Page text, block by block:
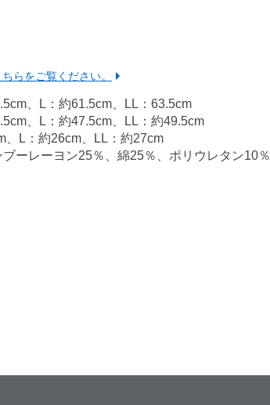
らをご覧ください。
、L：約61.5cm、LL：63.5cm
、L：約47.5cm、LL：約49.5cm
、L：約26cm、LL：約27cm
ーレーヨン25％、綿25％、ポリウレタン10％